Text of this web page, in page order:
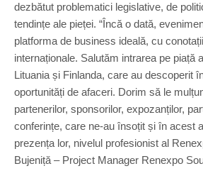
dezbătut problematici legislative, de
tendințe ale pieței. “Încă o dată,
platforma de business ideală, cu
internaționale. Salutăm intrarea pe piață
Lituania și Finlanda, care au descoperit
oportunități de afaceri. Dorim să le
partenerilor, sponsorilor, expozanților,
conferințe, care ne-au însoțit și în acest
prezența lor, nivelul profesionist al
Bujeniță – Project Manager Renexpo